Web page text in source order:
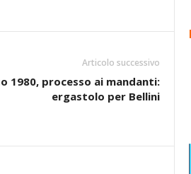
Articolo successivo
1980, processo ai mandanti:
ergastolo per Bellini